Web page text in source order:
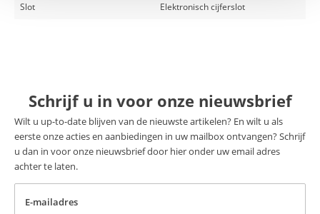
Slot Elektronisch cijferslot
Schrijf u in voor onze nieuwsbrief
Wilt u up-to-date blijven van de nieuwste artikelen? En wilt u als
eerste onze acties en aanbiedingen in uw mailbox ontvangen? Schrijf
u dan in voor onze nieuwsbrief door hier onder uw email adres
achter te laten.
E-mailadres